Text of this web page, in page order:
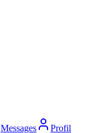
Messages Profil